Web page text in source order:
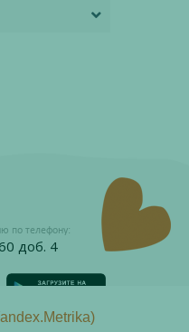
по телефону:
доб. 4